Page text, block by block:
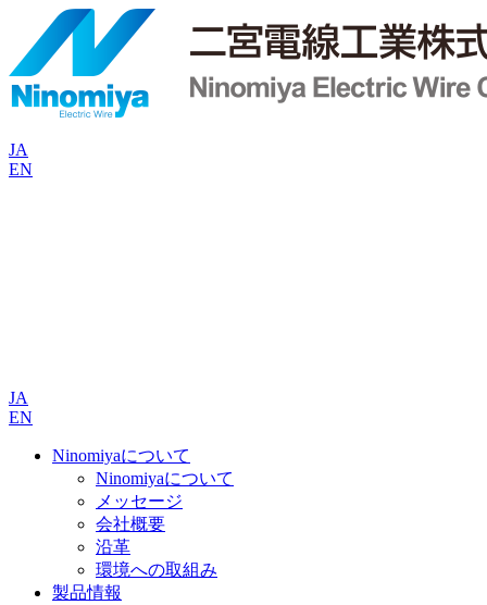
JA
EN
JA
EN
Ninomiyaについて
Ninomiyaについて
メッセージ
会社概要
沿革
環境への取組み
製品情報